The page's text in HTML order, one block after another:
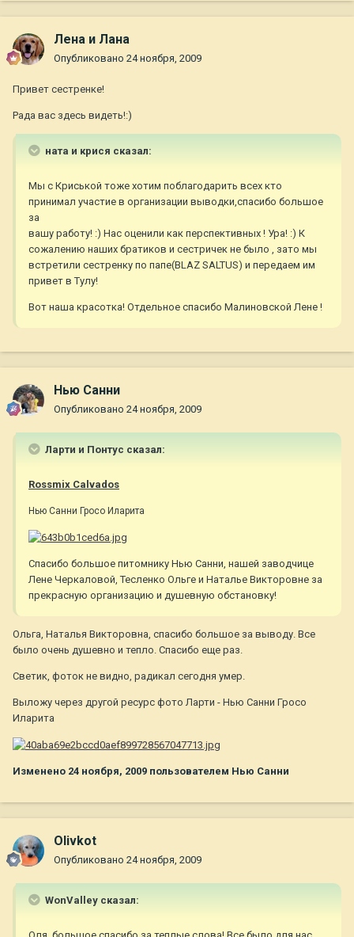
Лена и Лана
Опубликовано 24 ноября, 2009
Привет сестренке!
Рада вас здесь видеть!:)
ната и крися сказал:
Мы с Криськой тоже хотим поблагодарить всех кто
принимал участие в организации выводки,спасибо большое
за
вашу работу! :) Нас оценили как перспективных ! Ура! :) К
сожалению наших братиков и сестричек не было , зато мы
встретили сестренку по папе(BLAZ SALTUS) и передаем им
привет в Тулу!
Вот наша красотка! Отдельное спасибо Малиновской Лене !
Нью Санни
Опубликовано 24 ноября, 2009
Ларти и Понтус сказал:
Rossmix Calvados
Нью Санни Гросо Иларита
Спасибо большое питомнику Нью Санни, нашей заводчице
Лене Черкаловой, Тесленко Ольге и Наталье Викторовне за
прекрасную организацию и душевную обстановку!
Ольга, Наталья Викторовна, спасибо большое за выводу. Все
было очень душевно и тепло. Спасибо еще раз.
Светик, фоток не видно, радикал сегодня умер.
Выложу через другой ресурс фото Ларти - Нью Санни Гросо
Иларита
Изменено 24 ноября, 2009 пользователем Нью Санни
Olivkot
Опубликовано 24 ноября, 2009
WonValley сказал: